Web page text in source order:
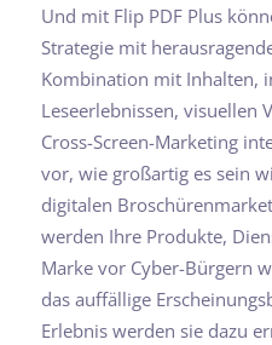
Und mit Flip PDF Plus
Strategie mit
Kombination mit Inhalten,
Leseerlebnissen, visuellen
Cross-Screen-Marketing
vor, wie großartig es sein
digitalen
werden Ihre Produkte,
Marke vor Cyber-Bürgern
das auffällige
Erlebnis werden sie dazu